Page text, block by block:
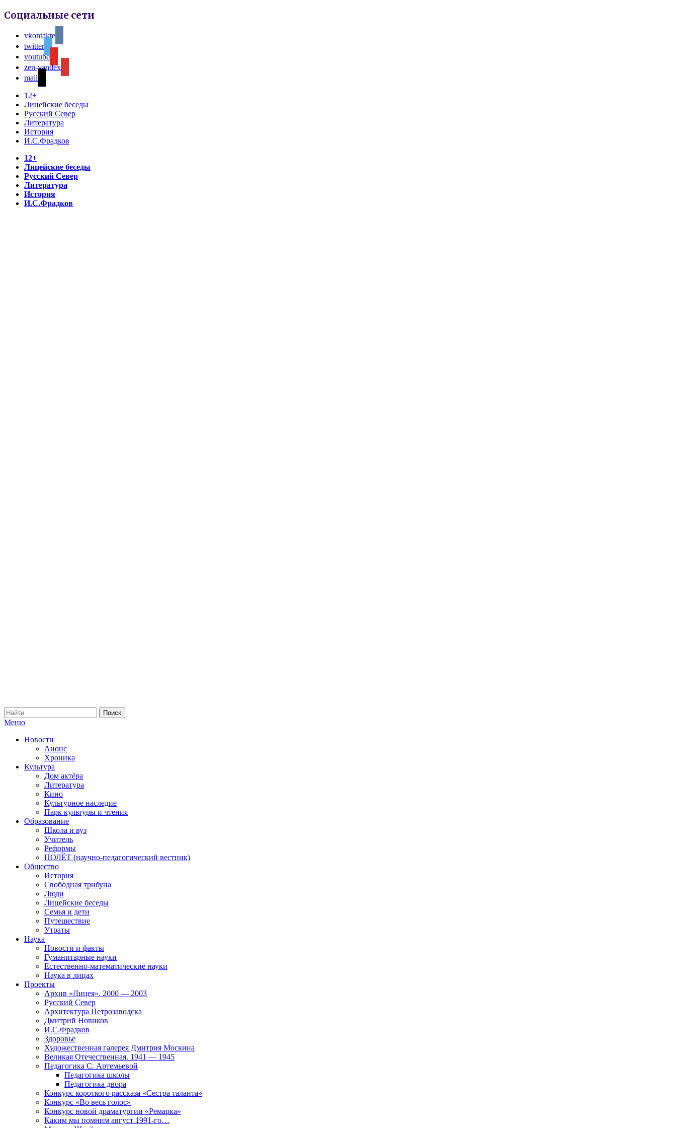
Социальные сети
vkontakte
twitter
youtube
zen-yandex
mail
12+
Лицейские беседы
Русский Север
Литература
История
И.С.Фрадков
12+
Лицейские беседы
Русский Север
Литература
История
И.С.Фрадков
Меню
Новости
Анонс
Хроника
Культура
Дом актёра
Литература
Кино
Культурное наследие
Парк культуры и чтения
Образование
Школа и вуз
Учитель
Реформы
ПОЛЁТ (научно-педагогический вестник)
Общество
История
Свободная трибуна
Люди
Лицейские беседы
Семья и дети
Путешествие
Утраты
Наука
Новости и факты
Гуманитарные науки
Естественно-математические науки
Наука в лицах
Проекты
Архив «Лицея». 2000 — 2003
Русский Север
Архитектура Петрозаводска
Дмитрий Новиков
И.С.Фрадков
Здоровье
Художественная галерея Дмитрия Москина
Великая Отечественная. 1941 — 1945
Педагогика С. Артемьевой
Педагогика школы
Педагогика двора
Конкурс короткого рассказа «Сестра таланта»
Конкурс «Во весь голос»
Конкурс новой драматургии «Ремарка»
Каким мы помним август 1991-го…